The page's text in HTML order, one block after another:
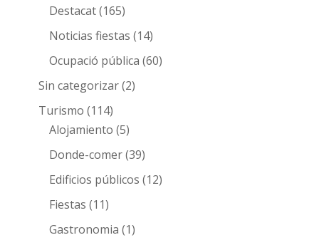
Destacat(165)
Noticias fiestas (14)
Ocupació pública (60)
Sin categorizar(2)
Turismo (114)
Alojamiento (5)
Donde-comer(39)
Edificios públicos (12)
Fiestas (11)
Gastronomia (1)